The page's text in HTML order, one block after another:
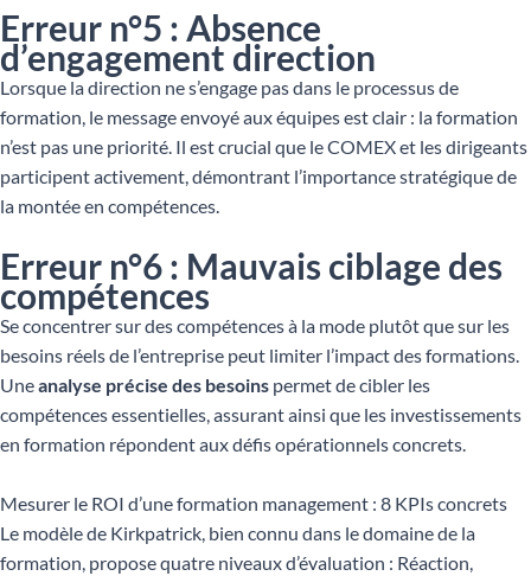
Erreur n°5 : Absence
d’engagement direction
Lorsque la direction ne s’engage pas dans le processus de
formation, le message envoyé aux équipes est clair : la formation
n’est pas une priorité. Il est crucial que le COMEX et les dirigeants
participent activement, démontrant l’importance stratégique de
la montée en compétences.
Erreur n°6 : Mauvais ciblage des
compétences
Se concentrer sur des compétences à la mode plutôt que sur les
besoins réels de l’entreprise peut limiter l’impact des formations.
Uneanalyse précise des besoins permet de cibler les
compétences essentielles, assurant ainsi que les investissements
en formation répondent aux défis opérationnels concrets.
Mesurer le ROI d’une formation management : 8 KPIs concrets
Le modèle de Kirkpatrick, bien connu dans le domaine de la
formation, propose quatre niveaux d’évaluation : Réaction,